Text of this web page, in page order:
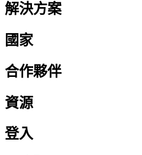
解決方案​​
國家​​
合作夥伴​​
資源​​
登入​​